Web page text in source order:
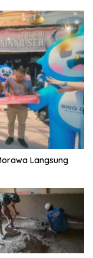
Langsung